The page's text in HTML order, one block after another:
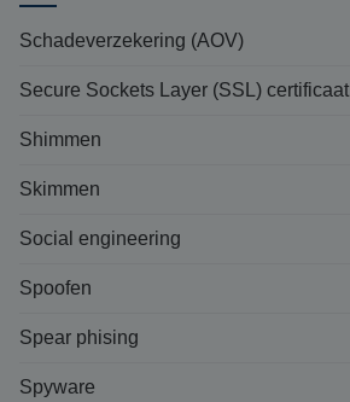
Schadeverzekering (AOV)
Secure Sockets Layer (SSL) certificaat
Shimmen
Skimmen
Social engineering
Spoofen
Spear phising
Spyware